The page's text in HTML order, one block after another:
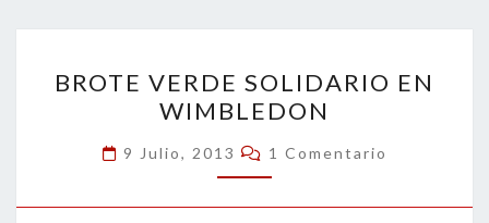
VERDE
SOLIDARIO
EN
WIMBLEDON
BROTE VERDE SOLIDARIO EN
WIMBLEDON
9 Julio, 2013 Comentarios
1 Comentario